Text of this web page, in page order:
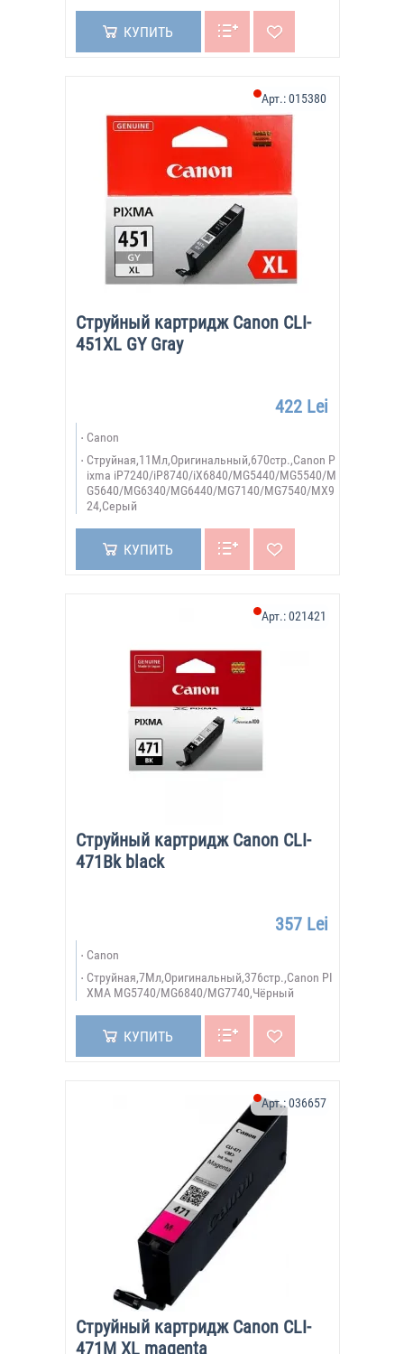
КУПИТЬ
Струйный картридж Canon CLI-
451XL GY Gray
Арт.:015380
422 Lei
Canon
Струйная,11Мл,Оригинальный,670стр.,Canon P
ixma iP7240/iP8740/iX6840/MG5440/MG5540/M
G5640/MG6340/MG6440/MG7140/MG7540/MX9
24,Серый
КУПИТЬ
Струйный картридж Canon CLI-
471Bk black
Арт.:021421
357 Lei
Canon
Струйная,7Мл,Оригинальный,376стр.,Canon PI
XMA MG5740/MG6840/MG7740,Чёрный
КУПИТЬ
Струйный картридж Canon CLI-
471M XL magenta
Арт.:036657